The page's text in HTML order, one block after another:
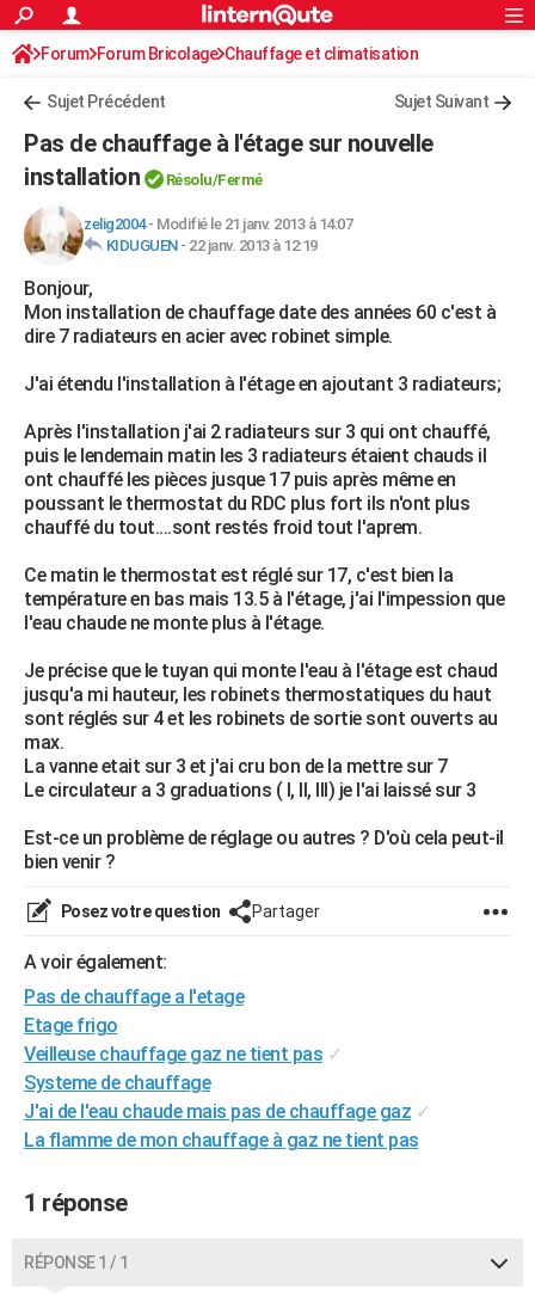
ACTUALITÉS
Politique
Société
Faits Divers
Education
Monde
Villes
+
Programme TV
TNTStreaming
Cinéma
Sorties cinéma
Musique
+FINANCE
Retraite
Impôts
Epargne
Immobilier
Risques naturels par ville
Banque
Assurance
Crédit
AUTO
Réserver un essai
Citadines
Berlines
Forum auto
Mobiles
Meilleur smartphone
Internet
Ordinateurs
Jeux vidéo
Guide high-tech
BRICOLAGE
Art de vivre
Bien-être
Loisirs
Mode
Modes de vie
SANTE
Alimentation
Guide de la santé
Maladies
Médicaments
Sommeil
VOYAGE
PHOTO
GUIDES D'ACHAT
BONS PLANS
CARTE DE VOEUX
Carte de Noël
Carte Bonne année
Carte Saint-Valentin
Carte Pâques
Carte d'anniversaire
DICTIONNAIRE
Dictionnaire
Biographies
Citations
Expressions
Proverbes
COPAINS D'AVANT
S'inscrire
Se connecter
Lycées
Collèges
Primaires
Universités
Entreprises
Service militaire
Avis de recherche
AVIS DE DÉCÈS
FORUM
Bricolage
Lifestyle
Culture
Sport
Auto
Television
Voyage
Cinema
Rechercher
S'inscrire
Connexion
Forum Forum Bricolage Chauffage et climatisation
Sujet Précédent Sujet Suivant
Pas de chauffage à l'étage sur nouvelle
installation
Résolu/Fermé
zelig2004- Modifié le 21 janv. 2013 à 14:07
KIDUGUEN- 22 janv. 2013 à 12:19
Bonjour,
Mon installation de chauffage date des années 60 c'est à
dire 7 radiateurs en acier avec robinet simple.
J'ai étendu l'installation à l'étage en ajoutant 3 radiateurs;
Après l'installation j'ai 2 radiateurs sur 3 qui ont chauffé,
puis le lendemain matin les 3 radiateurs étaient chauds il
ont chauffé les pièces jusque 17 puis après même en
poussant le thermostat du RDC plus fort ils n'ont plus
chauffé du tout....sont restés froid tout l'aprem.
Ce matin le thermostat est réglé sur 17, c'est bien la
température en bas mais 13.5 à l'étage, j'ai l'impession que
l'eau chaude ne monte plus à l'étage.
Je précise que le tuyan qui monte l'eau à l'étage est chaud
jusqu'a mi hauteur, les robinets thermostatiques du haut
sont réglés sur 4 et les robinets de sortie sont ouverts au
max.
La vanne etait sur 3 et j'ai cru bon de la mettre sur 7
Le circulateur a 3 graduations ( I, II, III) je l'ai laissé sur 3
Est-ce un problème de réglage ou autres ? D'où cela peut-il
bien venir ?
Posez votre question Partager
A voir également:
Pas de chauffage a l'etage
Etage frigo
Veilleuse chauffage gaz ne tient pas ✓
Systeme de chauffage
J'ai de l'eau chaude mais pas de chauffage gaz ✓
La flamme de mon chauffage à gaz ne tient pas
1 réponse
RÉPONSE 1 / 1